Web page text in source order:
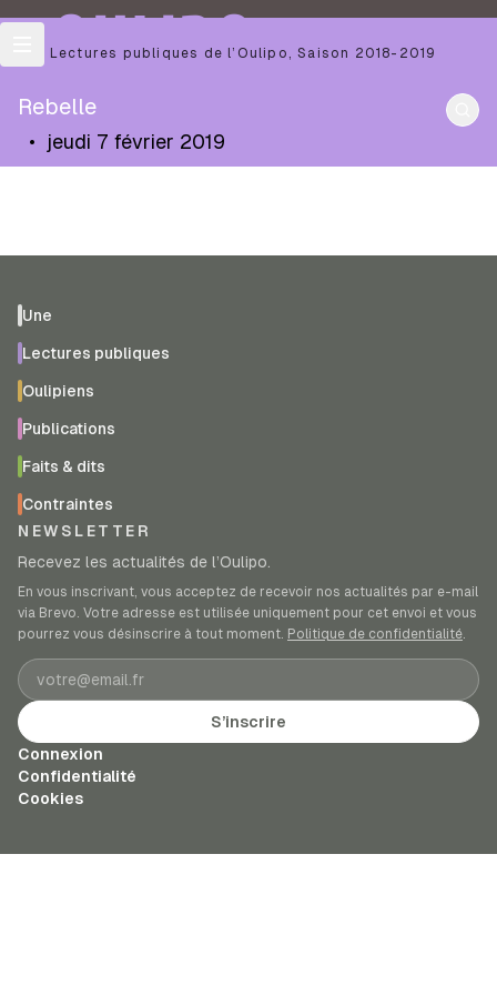
OULIPO
Les Lectures publiques de l’Oulipo ,Saison 2018-2019
Rebelle
• jeudi 7 février 2019
Une
Lectures publiques
Oulipiens
Publications
Faits & dits
Contraintes
NEWSLETTER
Recevez les actualités de l’Oulipo.
En vous inscrivant, vous acceptez de recevoir nos actualités par e-mail
via Brevo. Votre adresse est utilisée uniquement pour cet envoi et vous
pourrez vous désinscrire à tout moment. Politique de confidentialité.
Adresse e-mail
S’inscrire
Connexion
Confidentialité
Cookies